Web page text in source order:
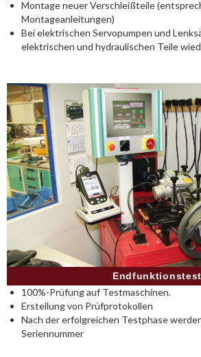
Montage neuer Verschleißteile
Montageanleitungen)
Bei elektrischen Servopumpen und
elektrischen und hydraulischen Teile
Endfunktionstest
100%-Prüfung auf Testmaschinen.
Erstellung von Prüfprotokollen
Nach der erfolgreichen Testphase
Seriennummer